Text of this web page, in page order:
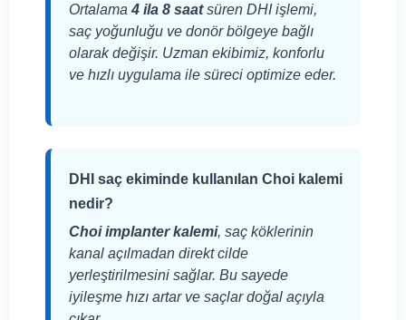
Ortalama4 ila 8 saatsüren DHI işlemi,
saç yoğunluğu ve donör bölgeye bağlı
olarak değişir. Uzman ekibimiz, konforlu
ve hızlı uygulama ile süreci optimize eder.
DHI saç ekiminde kullanılan Choi kalemi
nedir?
Choi implanter kalemi, saç köklerinin
kanal açılmadan direkt cilde
yerleştirilmesini sağlar. Bu sayede
iyileşme hızı artar ve saçlar doğal açıyla